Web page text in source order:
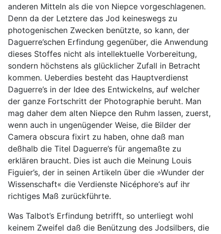
anderen Mitteln als die von Niepce vorgeschlagenen.
Denn da der Letztere das Jod keineswegs zu
photogenischen Zwecken benützte, so kann, der
Daguerre’schen Erfindung gegenüber, die Anwendung
dieses Stoffes nicht als intellektuelle Vorbereitung,
sondern höchstens als glücklicher Zufall in Betracht
kommen. Ueberdies besteht das Hauptverdienst
Daguerre’s in der Idee des Entwickelns, auf welcher
der ganze Fortschritt der Photographie beruht. Man
mag daher dem alten Niepce den Ruhm lassen, zuerst,
wenn auch in ungenügender Weise, die Bilder der
Camera obscura fixirt zu haben, ohne daß man
deßhalb die Titel Daguerre’s für angemaßte zu
erklären braucht. Dies ist auch die Meinung Louis
Figuier’s, der in seinen Artikeln über die »Wunder der
Wissenschaft« die Verdienste Nicéphore‘s auf ihr
richtiges Maß zurückführte.
Was Talbot’s Erfindung betrifft, so unterliegt wohl
keinem Zweifel daß die Benützung des Jodsilbers, die